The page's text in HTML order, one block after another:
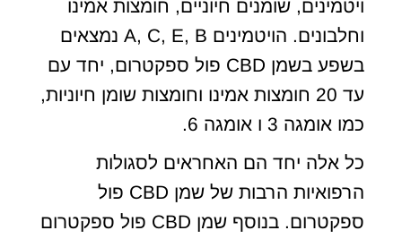
ויטמינים, שומנים חיוניים, חומצות אמינו
וחלבונים. הויטמינים A, C, E, B נמצאים
בשפע בשמן CBD פול ספקטרום, יחד עם
עד 20 חומצות אמינו וחומצות שומן חיוניות,
כמו אומגה 3 ו אומגה 6.
כל אלה יחד הם האחראים לסגולות
הרפואיות הרבות של שמן CBD פול
ספקטרום. בנוסף שמן CBD פול ספקטרום